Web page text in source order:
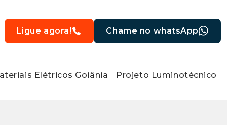
Ligue agora! Chame no whatsApp
Elétricos Goiânia Projeto Luminotécnico